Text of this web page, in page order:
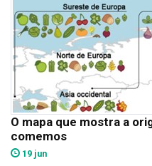
O mapa que mostra a
comemos
19 jun